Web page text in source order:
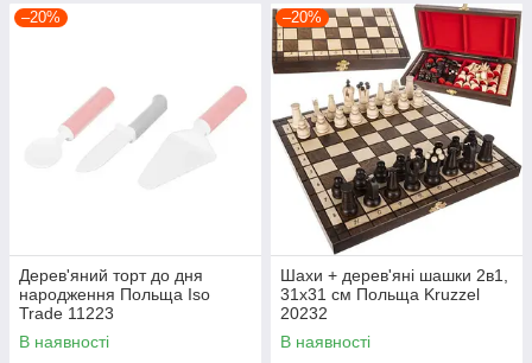
–20%
Дерев'яний торт до дня
народження Польща Iso
Trade 11223
В наявності
–20%
Шахи + дерев'яні шашки 2в1,
31х31 см Польща Kruzzel
20232
В наявності